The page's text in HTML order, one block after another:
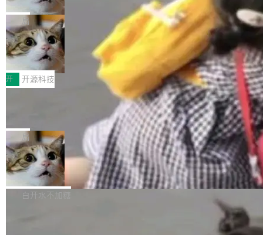
bug.cgi?id=204...
orkers 跑了十年 Isolate。用 CEO Matthew Pri
nce 的话说：「我们一生都在用 Isolate 运行代
码，而 AI Agent 不需要容器，它们需要的是 Iso
late。」 容器为什么不合适 容器的问题在于启动
和销毁都太重了。一个 Agent 要执行的任务可能
只需要几毫秒的 CPU 时间，但容器从冷启动到
就绪要花数秒。如果未来有十...
诉讼，称“Apple is getting this wron
g”
上个月，苹果一纸诉状把 OpenAI 告上法庭，指
控其挖角苹果前员工并窃取商业秘密。苹果的诉
状把 OpenAI 描述成一个系统性地从前东家挖
人、套取机密信息的对手。 OpenAI 没发律师
函，也没选择庭外沉默。它在官网贴了一篇博
文，标题只有六个字：Apple is getting this wro
ng。 然后，它把邮件往来和 iMessage 聊天记
录全贴了出来。 他发错人了 苹果外部律师 Gabr
iel Gross 来自 Weil 律所，2 月 23 日下午 5:53
给 OpenAI 总法律顾问 Che Chang 发了封邮
件，附了一封长信，要求 OpenAI 配合调查前苹
果员工带走机密信...
局
HUAWEI MatePad Edge上架WorkBu
ddy鸿蒙PC版，说话就能干活的AI办公
搭子
全能AI工作台WorkBuddy鸿蒙PC版上架HUAWE
I MatePad Edge应用市场，直接下载即可使
用，与鸿蒙电脑上的体验一致。值得一提的是，
这是目前市面上唯一支持平板接入WorkBuddy P
C版的产品，搭载“人机双写”重磅功能——你写
你的，AI写AI的，同屏协作互不干扰。一句话让
AI帮你干活，现在开启全新体验！ 温馨提示：
体验WorkBuddy鸿蒙PC版前，请将 HUAWEI M
atePad Edge 升级至 HarmonyOS 6.1.0.135S
P9 patch03及以上版本。 *升级路径：设置 > 搜
开 开源科技
FFmpeg 9.0 发布：代号“Lei”，以此纪
全球知名开源多媒体框架 FFmpeg 今天正式发
布了 9.0 版本。这个版本除了带来新一代音视频
处理能力和硬件加速支持之外，还有一个特殊之
处：FFmpeg 9.0 的代号是“Lei”。 这个名字，
来自中国开发者雷霄骅（Lei Xiaohua）。 对于
很多中国音视频开发者而言，这个名字并不陌
局
亚马逊成本失控：AI 写代码烧掉 1215
万元，超预算 860%
外媒近日曝光了亚马逊的多份内部报告显示，AI
导致公司在多个项目上超支。《金融时报》报道
白开水不加糖